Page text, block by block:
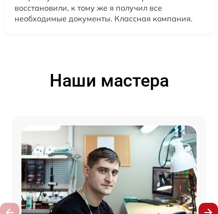
восстановили, к тому же я получил все
необходимые документы. Классная компания.
Наши мастера